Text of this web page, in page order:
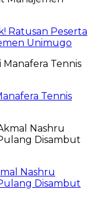
Ratusan Peserta
Unimugo
Tennis
Nashru
Disambut